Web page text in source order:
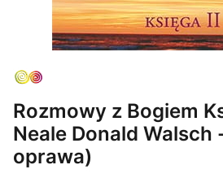
Rozmowy z Bogiem
Neale Donald Walsch
oprawa)